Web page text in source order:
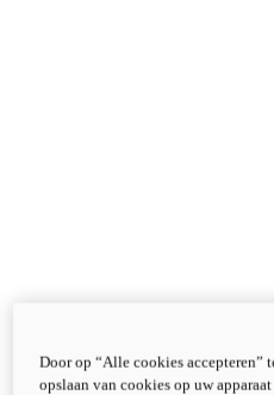
Door op “Alle cookies accepteren”
opslaan van cookies op uw